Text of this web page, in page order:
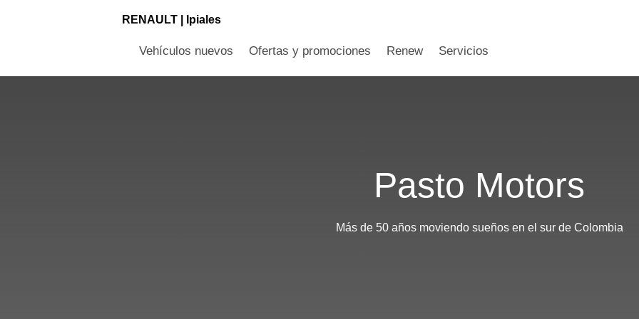
RENAULT | Ipiales
Vehículos nuevos Ofertas y promociones Renew Servicios
Pasto Motors
Más de 50 años moviendo sueños en el sur de Colombia